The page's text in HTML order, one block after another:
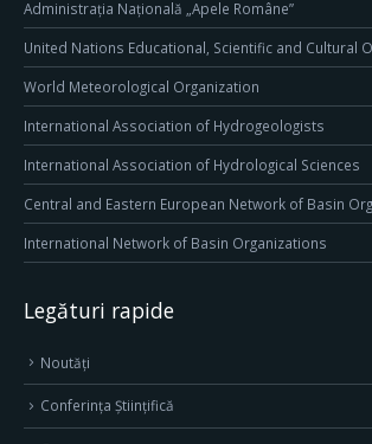
Administrația Națională „Apele Române”
United Nations Educational, Scientific and Cultural
World Meteorological Organization
International Association of Hydrogeologists
International Association of Hydrological Sciences
Central and Eastern European Network of Basin
International Network of Basin Organizations
Legături rapide
Noutăți
Conferința Științifică